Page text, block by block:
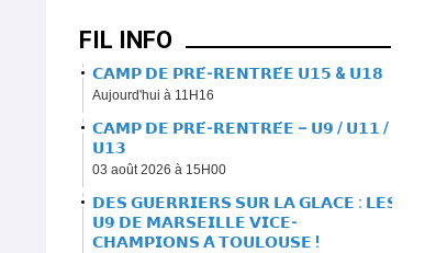
FIL INFO
𝗖𝗔𝗠𝗣 𝗗𝗘 𝗣𝗥𝗘́-𝗥𝗘𝗡𝗧𝗥𝗘́𝗘 𝗨𝟭𝟱 & 𝗨𝟭𝟴
Aujourd'hui à 11H16
𝗖𝗔𝗠𝗣 𝗗𝗘 𝗣𝗥𝗘́-𝗥𝗘𝗡𝗧𝗥𝗘́𝗘 – 𝗨𝟵 / 𝗨𝟭𝟭 /
𝗨𝟭𝟯
03 août 2026 à 15H00
𝗗𝗘𝗦 𝗚𝗨𝗘𝗥𝗥𝗜𝗘𝗥𝗦 𝗦𝗨𝗥 𝗟𝗔 𝗚𝗟𝗔𝗖𝗘 : 𝗟𝗘𝗦
𝗨𝟵 𝗗𝗘 𝗠𝗔𝗥𝗦𝗘𝗜𝗟𝗟𝗘 𝗩𝗜𝗖𝗘-
𝗖𝗛𝗔𝗠𝗣𝗜𝗢𝗡𝗦 𝗔̀ 𝗧𝗢𝗨𝗟𝗢𝗨𝗦𝗘 !